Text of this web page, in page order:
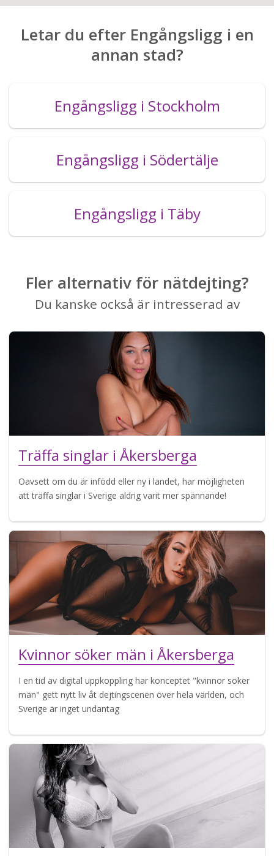
Letar du efter Engångsligg i en
annan stad?
Engångsligg i Stockholm
Engångsligg i Södertälje
Engångsligg i Täby
Fler alternativ för nätdejting?
Du kanske också är intresserad av
Träffa singlar i Åkersberga
Oavsett om du är infödd eller ny i landet, har möjligheten
att träffa singlar i Sverige aldrig varit mer spännande!
Kvinnor söker män i Åkersberga
I en tid av digital uppkoppling har konceptet "kvinnor söker
män" gett nytt liv åt dejtingscenen över hela världen, och
Sverige är inget undantag